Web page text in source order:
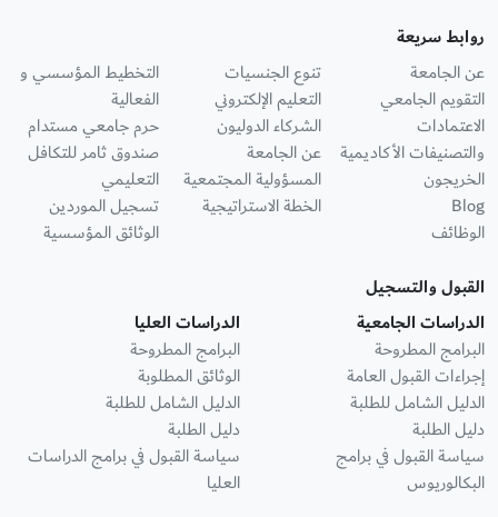
روابط سريعة
عن الجامعة
التقويم الجامعي
الاعتمادات
والتصنيفات الأكاديمية
الخريجون
Blog
الوظائف
تنوع الجنسيات
التعليم الإلكتروني
الشركاء الدوليون
عن الجامعة
المسؤولية المجتمعية
الخطة الاستراتيجية
التخطيط المؤسسي و
الفعالية
حرم جامعي مستدام
صندوق ثامر للتكافل
التعليمي
تسجيل الموردين
الوثائق المؤسسية
القبول والتسجيل
الدراسات الجامعية
البرامج المطروحة
إجراءات القبول العامة
الدليل الشامل للطلبة
دليل الطلبة
سياسة القبول في برامج
البكالوريوس
الدراسات العليا
البرامج المطروحة
الوثائق المطلوبة
الدليل الشامل للطلبة
دليل الطلبة
سياسة القبول في برامج الدراسات
العليا